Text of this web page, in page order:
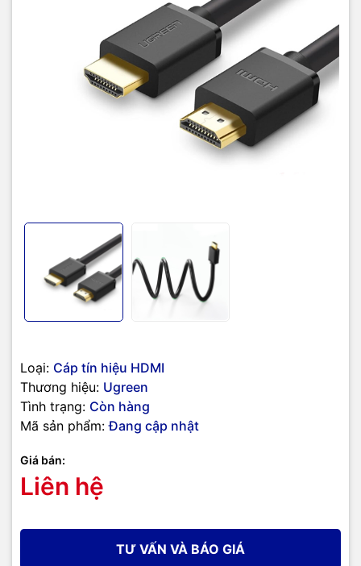
Loại: Cáp tín hiệu HDMI
Thương hiệu: Ugreen
Tình trạng: Còn hàng
Mã sản phẩm: Đang cập nhật
Giá bán:
Liên hệ
TƯ VẤN VÀ BÁO GIÁ